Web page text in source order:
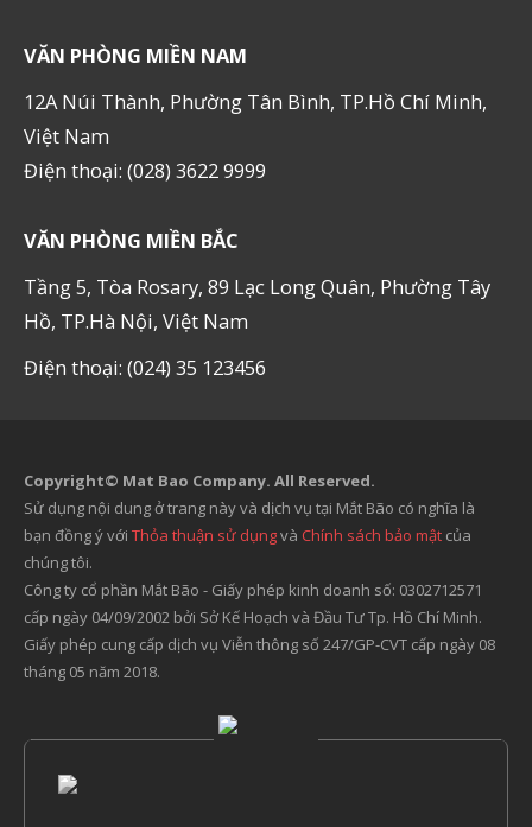
VĂN PHÒNG MIỀN NAM
12A Núi Thành, Phường Tân Bình, TP.Hồ Chí Minh,
Việt Nam
Điện thoại: (028) 3622 9999
VĂN PHÒNG MIỀN BẮC
Tầng 5, Tòa Rosary, 89 Lạc Long Quân, Phường Tây
Hồ, TP.Hà Nội, Việt Nam
Điện thoại: (024) 35 123456
Copyright© Mat Bao Company. All Reserved.
Sử dụng nội dung ở trang này và dịch vụ tại Mắt Bão có nghĩa là
bạn đồng ý với Thỏa thuận sử dụngvà Chính sách bảo mật của
chúng tôi.
Công ty cổ phần Mắt Bão - Giấy phép kinh doanh số: 0302712571
cấp ngày 04/09/2002 bởi Sở Kế Hoạch và Đầu Tư Tp. Hồ Chí Minh.
Giấy phép cung cấp dịch vụ Viễn thông số 247/GP-CVT cấp ngày 08
tháng 05 năm 2018.